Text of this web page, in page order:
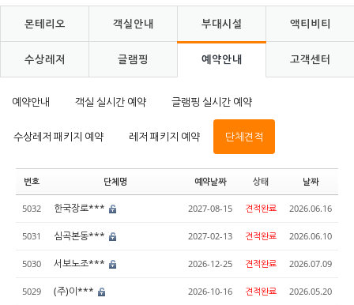
몬테리오 객실안내 부대시설 액티비티
수상레저 글램핑 예약안내 고객센터
예약안내 객실 실시간 예약 글램핑 실시간 예약
수상레저 패키지 예약 레저 패키지 예약 단체견적
번호 단체명 예약날짜 상태 날짜
5032 한국장로*** 2027-08-15 견적완료 2026.06.16
5031 심곡본동*** 2027-02-13 견적완료 2026.06.10
5030 서보노조*** 2026-12-25 견적완료 2026.07.09
5029 (주)이*** 2026-10-16 견적완료 2026.05.20